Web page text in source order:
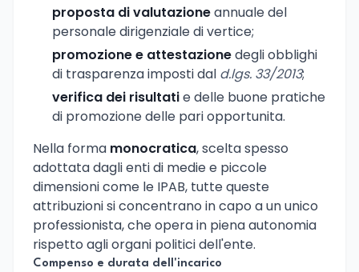
proposta di valutazioneannuale del
personale dirigenziale di vertice;
promozione e attestazionedegli obblighi
di trasparenza imposti dal d.lgs. 33/2013;
verifica dei risultatie delle buone pratiche
di promozione delle pari opportunita.
Nella forma monocratica, scelta spesso
adottata dagli enti di medie e piccole
dimensioni come le IPAB, tutte queste
attribuzioni si concentrano in capo a un unico
professionista, che opera in piena autonomia
rispetto agli organi politici dell'ente.
Compenso e durata dell'incarico